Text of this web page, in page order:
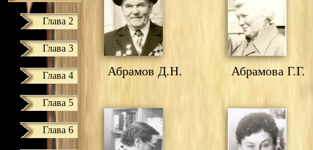
Глава 2
Глава 3
Глава 4
Глава 5
Глава 6
Абрамов Д.Н. Абрамова Г.Г.